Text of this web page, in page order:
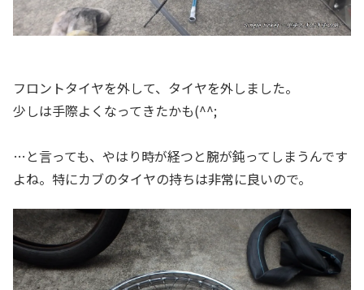
フロントタイヤを外して、タイヤを外しました。
少しは手際よくなってきたかも(^^;
…と言っても、やはり時が経つと腕が鈍ってしまうんです
よね。特にカブのタイヤの持ちは非常に良いので。